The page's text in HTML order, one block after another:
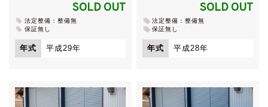
SOLD OUT
法定整備：整備無
保証無し
年式 平成29年
SOLD OUT
法定整備：整備無
保証無し
年式 平成28年